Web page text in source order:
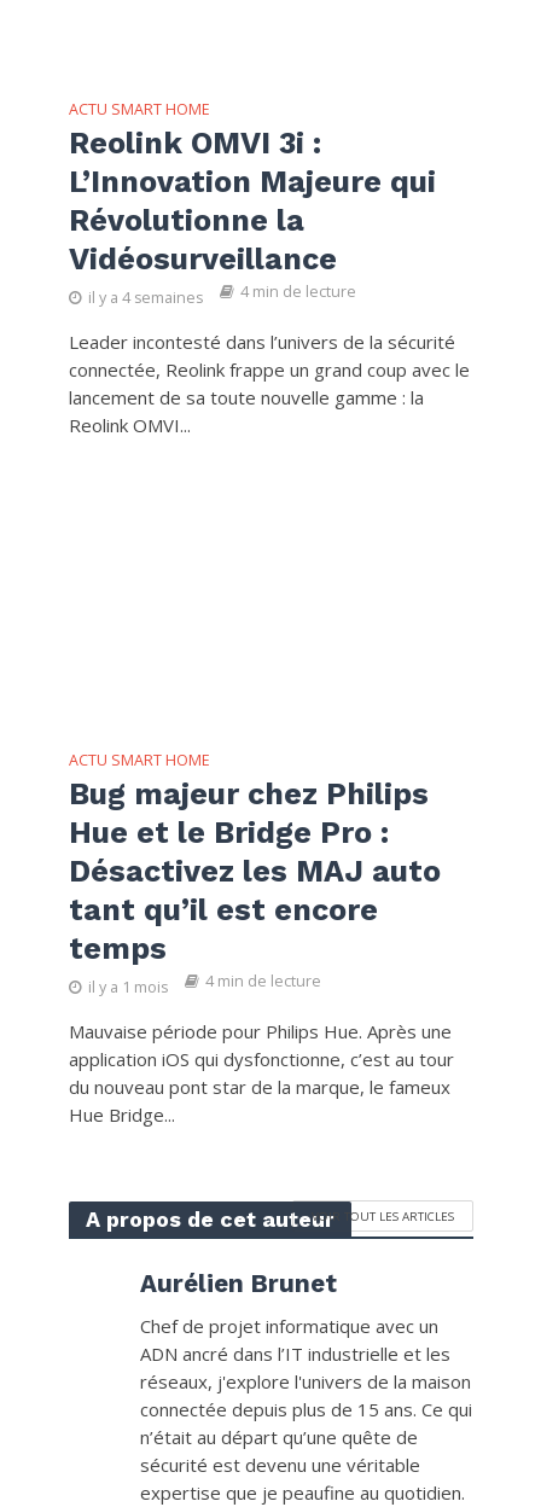
ACTU SMART HOME
Reolink OMVI 3i :
L’Innovation Majeure qui
Révolutionne la
Vidéosurveillance
il y a 4 semaines 4 min de lecture
Leader incontesté dans l’univers de la sécurité
connectée, Reolink frappe un grand coup avec le
lancement de sa toute nouvelle gamme : la
Reolink OMVI...
ACTU SMART HOME
Bug majeur chez Philips
Hue et le Bridge Pro :
Désactivez les MAJ auto
tant qu’il est encore
temps
il y a 1 mois 4 min de lecture
Mauvaise période pour Philips Hue. Après une
application iOS qui dysfonctionne, c’est au tour
du nouveau pont star de la marque, le fameux
Hue Bridge...
A propos de cet auteurVOIR TOUT LES ARTICLES
Aurélien Brunet
Chef de projet informatique avec un
ADN ancré dans l’IT industrielle et les
réseaux, j'explore l'univers de la maison
connectée depuis plus de 15 ans. Ce qui
n’était au départ qu’une quête de
sécurité est devenu une véritable
expertise que je peaufine au quotidien.